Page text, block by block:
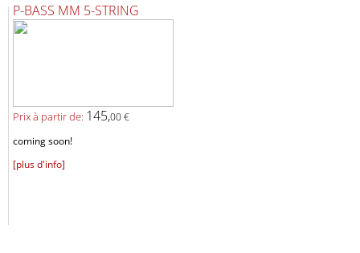
P-BASS MM 5-STRING
Prix ​​à partir de: 145,00 €
coming soon!
[plus d'info]